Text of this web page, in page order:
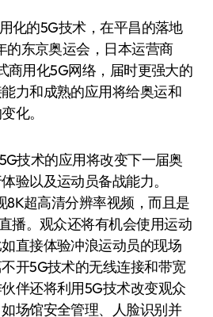
化的5G技术，在平昌的落地
的东京奥运会，日本运营商
商用化5G网络，届时更强大的
力和成熟的应用将给奥运和
化。
技术的应用将改变下一届奥
验以及运动员备战能力。
超高清分辨率视频，而且是
播。观众还将有机会使用运动
直接体验冲浪运动员的现场
开5G技术的无线连接和带宽
伴还将利用5G技术改变观众
场馆安全管理、人脸识别并